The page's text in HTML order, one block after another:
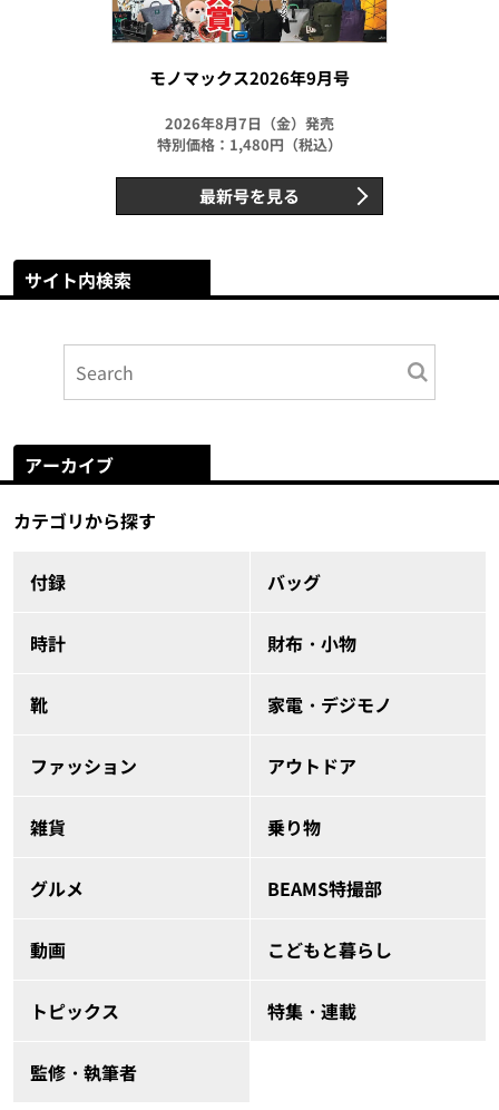
モノマックス2026年9月号
2026年8月7日（金）発売
特別価格：1,480円（税込）
最新号を見る
サイト内検索
アーカイブ
カテゴリから探す
付録 バッグ
時計 財布・小物
靴 家電・デジモノ
ファッション アウトドア
雑貨 乗り物
グルメ BEAMS特撮部
動画 こどもと暮らし
トピックス 特集・連載
監修・執筆者